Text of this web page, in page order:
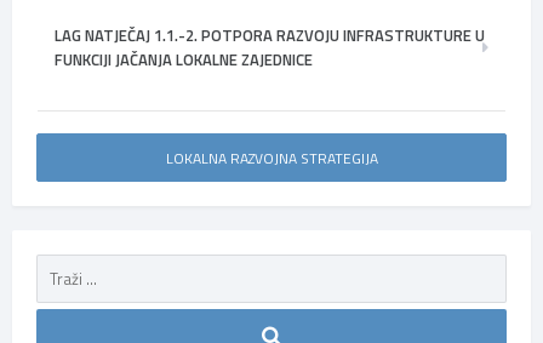
LAG NATJEČAJ 1.1.-2. POTPORA RAZVOJU INFRASTRUKTURE U
FUNKCIJI JAČANJA LOKALNE ZAJEDNICE
LOKALNA RAZVOJNA STRATEGIJA